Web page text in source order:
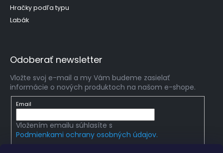
Hračky podľa typu
Labák
Odoberať newsletter
Vložte svoj e-mail a my Vám budeme zasielať
informácie o nových produktoch na našom e-shope.
Email
Vložením emailu súhlasíte s
Podmienkami ochrany osobných údajov.